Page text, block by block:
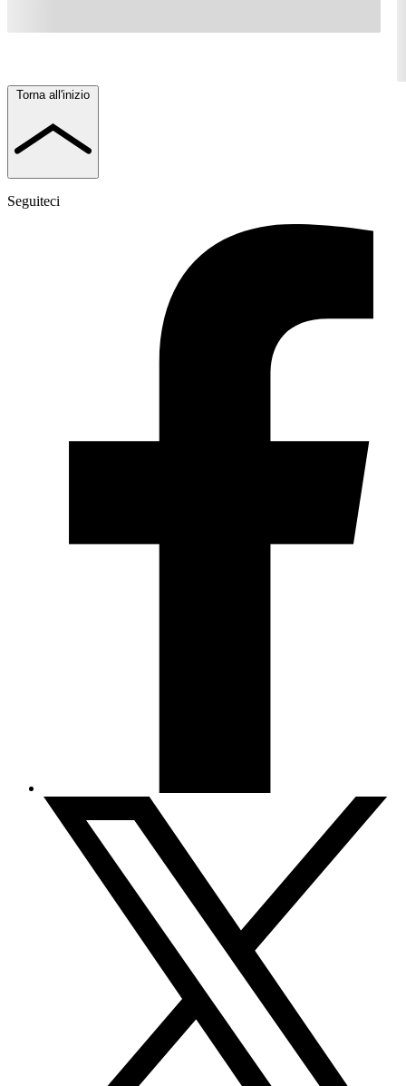
Torna all'inizio
Seguiteci